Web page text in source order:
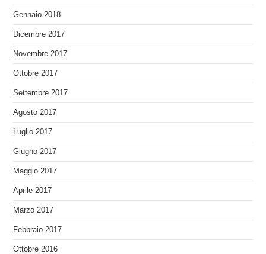
Gennaio 2018
Dicembre 2017
Novembre 2017
Ottobre 2017
Settembre 2017
Agosto 2017
Luglio 2017
Giugno 2017
Maggio 2017
Aprile 2017
Marzo 2017
Febbraio 2017
Ottobre 2016